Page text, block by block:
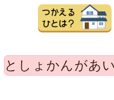
としょかんがあ